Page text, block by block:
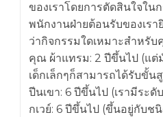
ของเราโดยการตัดสินใจใน
พนักงานฝ่ายต้อนรับของเร
ว่ากิจกรรมใดเหมาะสำหรั
คุณ ผ้าแทรม: 2 ปีขึ้นไป (แต่
เด็กเล็กๆก็สามารถได้รับขั้
ปีนเขา: 6 ปีขึ้นไป (เรามีระ
กเวย์: 6 ปีขึ้นไป (ขึ้นอยู่กับช